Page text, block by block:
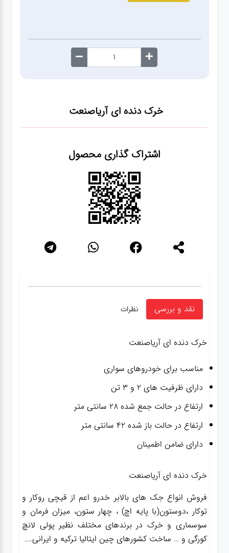
معاینه
خرک دنده ای آریاصنعت
اشتراک گذاری محصول
نقد و بررسی نظرات
خرک دنده ای آریاصنعت
مناسب برای خودروهای سواری
دارای ظرفیت های ۲ و ۳ تن
ارتفاع در حالت جمع شده ۲۸ سانتی متر
ارتفاع در حالت باز شده ۴۲ سانتی متر
دارای ضامن اطمینان
خرک دنده ای آریاصنعت
فروش انواع جک های بالابر خدرو اعم از قیچی روکار و
توکار ،دوستون(با پایه اچ) ، چهار ستون، میزان فرمان و
سوسماری و خرک در برندهای مختلف نظیر پولی لانچ
کورگی و … ساخت کشورهای چین ایتالیا ترکیه و ایرانی….